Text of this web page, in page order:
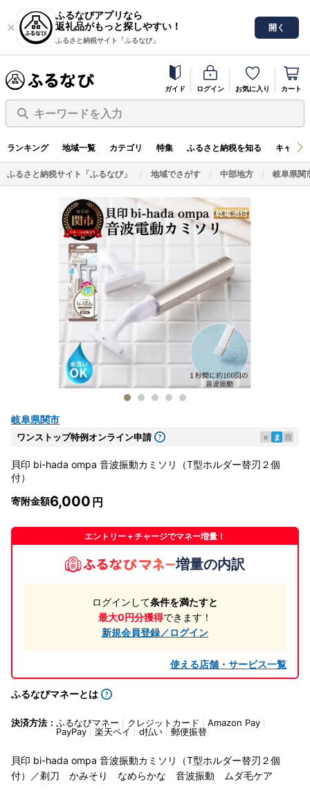
ふるなびアプリなら
返礼品がもっと探しやすい！
ふるさと納税サイト「ふるなび」
開く
ガイド ログイン お気に入り カート
キーワードを入力
ランキング 地域一覧 カテゴリ 特集 ふるさと納税を知る キャン
ふるさと納税サイト「ふるなび」 地域でさがす 中部地方 岐阜県関
岐阜県関市
ワンストップ特例オンライン申請 e ま 自
貝印 bi-hada ompa 音波振動カミソリ（T型ホルダー替刃２個
付）
寄附金額6,000
エントリー＋チャージでマネー増量！
増量の内訳
ログインして条件を満たすと
最大0円分獲得できます！
新規会員登録／ログイン
使える店舗・サービス一覧
ふるなびマネーとは
決済方法： ふるなびマネー クレジットカード
Amazon Pay
PayPay
楽天ペイ d払い 郵便振替
貝印 bi-hada ompa 音波振動カミソリ（T型ホルダー替刃２個
付）／剃刀 かみそり なめらかな 音波振動 ムダ毛ケア